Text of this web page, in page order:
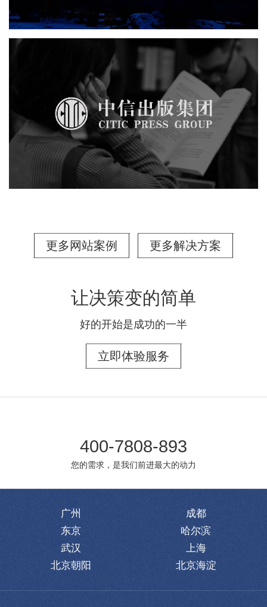
更多网站案例 更多解决方案
让决策变的简单
好的开始是成功的一半
立即体验服务
400-7808-893
您的需求，是我们前进最大的动力
广州
成都
东京
哈尔滨
武汉
上海
北京朝阳
北京海淀